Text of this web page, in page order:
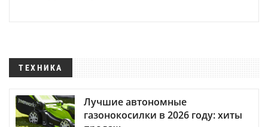
ТЕХНИКА
Лучшие автономные
газонокосилки в 2026 году: хиты